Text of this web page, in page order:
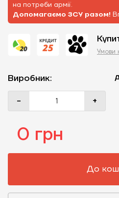
на потреби армії.
Допомагаємо ЗСУ разом!
Умови
Виробник:
-
+
0 грн
До